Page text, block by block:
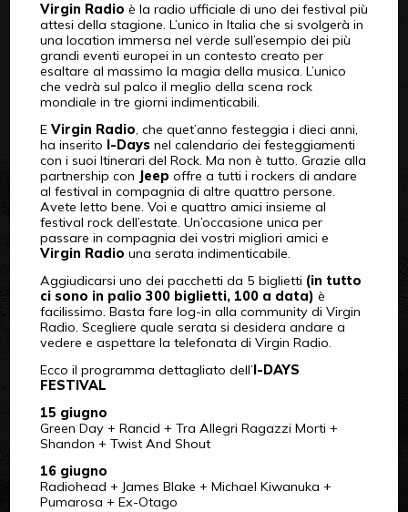
Virgin Radio è la radio ufficiale di uno dei festival più
attesi della stagione. L’unico in Italia che si svolgerà in
una location immersa nel verde sull’esempio dei più
grandi eventi europei in un contesto creato per
esaltare al massimo la magia della musica. L’unico
che vedrà sul palco il meglio della scena rock
mondiale in tre giorni indimenticabili.
E Virgin Radio, che quet’anno festeggia i dieci anni,
ha inserito I-Daysnel calendario dei festeggiamenti
con i suoi Itinerari del Rock. Ma non è tutto. Grazie alla
partnership con
Jeep offre a tutti i rockers di andare
al festival in compagnia di altre quattro persone.
Avete letto bene. Voi e quattro amici insieme al
festival rock dell’estate. Un’occasione unica per
passare in compagnia dei vostri migliori amici e
Virgin Radio una serata indimenticabile.
Aggiudicarsi uno dei pacchetti da 5 biglietti (in tutto
ci sono in palio 300 biglietti, 100 a data) è
facilissimo. Basta fare log-in alla community di Virgin
Radio. Scegliere quale serata si desidera andare a
vedere e aspettare la telefonata di Virgin Radio.
Ecco il programma dettagliato dell’ I-DAYS
FESTIVAL
15 giugno
Green Day + Rancid + Tra Allegri Ragazzi Morti +
Shandon + Twist And Shout
16 giugno
Radiohead + James Blake + Michael Kiwanuka +
Pumarosa + Ex-Otago